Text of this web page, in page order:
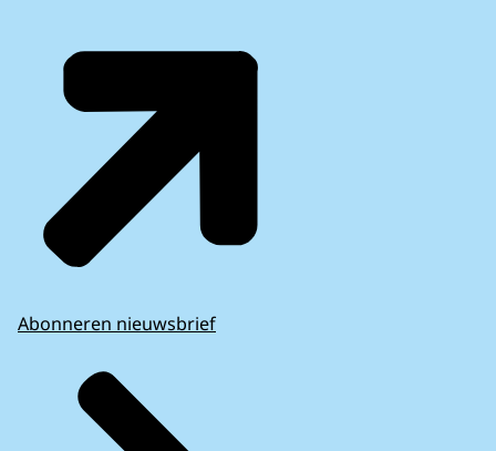
Abonneren nieuwsbrief